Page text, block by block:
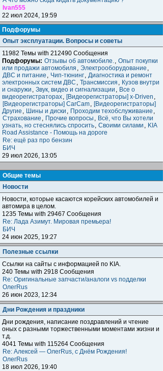
Ivan555
22 июл 2024, 19:59
Подфорумы
Опыт эксплуатации. Вопросы и советы
11982 Темы with 212490 Сообщения
Подфорумы: Отзывы об автомобиле., Опыт покупки
или продажи автомобиля , Электрооборудование ,
ДВС и питание , Чип-тюнинг, Диагностика и ремонт
электронных систем ДВС , Трансмиссия , Кузов внутри
и снаружи , Звук, видео и сигнализации , Все о
видеорегистраторах, [Видеорегистраторы] x-Driven ,
[Видеорегистраторы] CarCam, [Видеорегистраторы]
Другие , Шины и диски , Проходим техобслуживание ,
Страхование , Прочие вопросы , Всё, что Вы хотели
узнать, но стеснялись спросить, Своими силами , KIA
Road Assistance - Помощь на дороге
Re: ещё раз про бензин
БИЧ
29 июл 2026, 13:05
Общие темы
Новости
Новости, которые касаются корейских автомобилей и
автомира в целом.
1235 Темы with 29467 Сообщения
Re: Лада Азимут. Мировая премьера!
БИЧ
24 июн 2025, 19:27
Полезные ссылки
Ссылки на сайты с информацией по KIA.
240 Темы with 2918 Сообщения
Re: Оригинальные запчасти/аналоги vs подделки
ОлегRus
26 июн 2023, 12:34
Дни Рождения и праздники
Дни рождения, написание поздравлений и чтение
оных с разными торжественными моментами жизни и
т.д.
4041 Темы with 115264 Сообщения
Re: Алексей — ОлегRus, с Днём Рождения!
ОлегRus
18 июл 2026, 19:40